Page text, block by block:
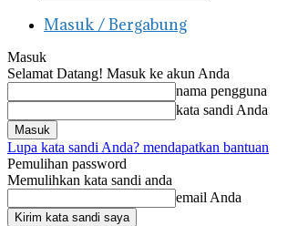
Masuk / Bergabung
Masuk
Selamat Datang! Masuk ke akun Anda
nama pengguna
kata sandi Anda
Lupa kata sandi Anda? mendapatkan bantuan
Pemulihan password
Memulihkan kata sandi anda
email Anda